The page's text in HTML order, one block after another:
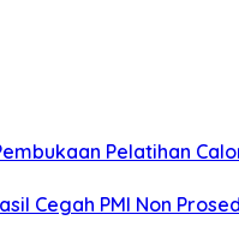
Pelatihan
Cegah PMI Non